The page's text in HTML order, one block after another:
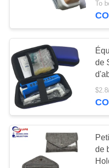
QUALITÉ
NOUS
CONTACTER
NOUVELLES
tactique
Boîte de
de pilule
To
de
de